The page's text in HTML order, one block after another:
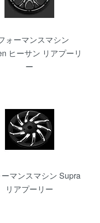
ォーマンスマシン
ヒーサン リアプーリ
ー
マンスマシン Supra
リアプーリー